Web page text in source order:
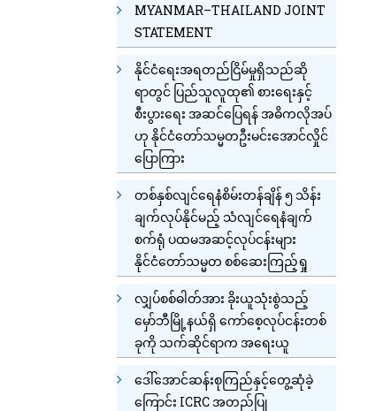
MYANMAR–THAILAND JOINT
STATEMENT
နိုင်ငံရေးအရတည်ငြိမ်မှုရှိသည်ဆို
ရာတွင် ပြည်သူလူထု၏ စားရေးနှင့်
စီးပွားရေး အဆင်ပြေရန် အဓိကလိုအပ်
ဟု နိုင်ငံတော်သမ္မတဦးမင်းအောင်လှိုင်
ပြောကြား
တစ်နှစ်လျင်ရေနံစိမ်းတန်ချိန် ၅ သိန်း
ချက်လုပ်နိုင်မည့် သံလျင်ရေနံချက်
စက်ရုံ ပထမအဆင့်လုပ်ငန်းများ
နိုင်ငံတော်သမ္မတ စစ်ဆေးကြည့်ရှု
လျှပ်စစ်ဓါတ်အား ခိုးယူသုံးစွဲသည့်
မှော်ဘီမြို့နယ်ရှိ ကော်စေ့လုပ်ငန်းတစ်
ခုကို သက်ဆိုင်ရာက အရေးယူ
ဒေါ်အောင်ဆန်းစုကြည်နှင့်တွေ့ဆုံခဲ့
ကြောင်း ICRC အတည်ပြု